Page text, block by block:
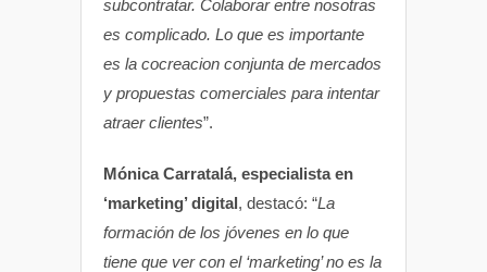
subcontratar. Colaborar entre nosotras
es complicado. Lo que es importante
es la cocreacion conjunta de mercados
y propuestas comerciales para intentar
atraer clientes”.
Mónica Carratalá, especialista en
‘marketing’ digital, destacó: “La
formación de los jóvenes en lo que
tiene que ver con el ‘marketing’ no es la